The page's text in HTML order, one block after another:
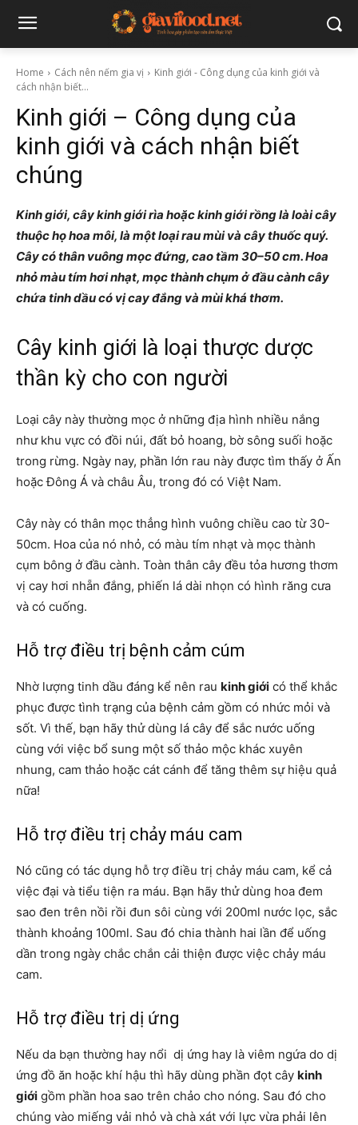
Home Cách nên nếm gia vị
Kinh giới - Công dụng của kinh giới và
cách nhận biết...
Kinh giới – Công dụng của
kinh giới và cách nhận biết
chúng
Kinh giới, cây kinh giới rìa hoặc kinh giới rồng là loài cây
thuộc họ hoa môi, là một loại rau mùi và cây thuốc quý.
Cây có thân vuông mọc đứng, cao tầm 30–50 cm. Hoa
nhỏ màu tím hơi nhạt, mọc thành chụm ở đầu cành cây
chứa tinh dầu có vị cay đắng và mùi khá thơm.
Cây kinh giới là loại thược dược
thần kỳ cho con người
Loại cây này thường mọc ở những địa hình nhiều nắng
như khu vực có đồi núi, đất bỏ hoang, bờ sông suối hoặc
trong rừng. Ngày nay, phần lớn rau này được tìm thấy ở Ấn
hoặc Đông Á và châu Âu, trong đó có Việt Nam.
Cây này có thân mọc thẳng hình vuông chiều cao từ 30-
50cm. Hoa của nó nhỏ, có màu tím nhạt và mọc thành
cụm bông ở đầu cành. Toàn thân cây đều tỏa hương thơm
vị cay hơi nhẵn đắng, phiến lá dài nhọn có hình răng cưa
và có cuống.
Hỗ trợ điều trị bệnh cảm cúm
Nhờ lượng tinh dầu đáng kể nên rau kinh giới có thể khắc
phục được tình trạng của bệnh cảm gồm có nhức mỏi và
sốt. Vì thế, bạn hãy thử dùng lá cây để sắc nước uống
cùng với việc bổ sung một số thảo mộc khác xuyên
nhung, cam thảo hoặc cát cánh để tăng thêm sự hiệu quả
nữa!
Hỗ trợ điều trị chảy máu cam
Nó cũng có tác dụng hỗ trợ điều trị chảy máu cam, kể cả
việc đại và tiểu tiện ra máu. Bạn hãy thử dùng hoa đem
sao đen trên nồi rồi đun sôi cùng với 200ml nước lọc, sắc
thành khoảng 100ml. Sau đó chia thành hai lần để uống
dần trong ngày chắc chắn cải thiện được việc chảy máu
cam.
Hỗ trợ điều trị dị ứng
Nếu da bạn thường hay nổi dị ứng hay là viêm ngứa do dị
ứng đồ ăn hoặc khí hậu thì hãy dùng phần đọt cây kinh
giới gồm phần hoa sao trên chảo cho nóng. Sau đó cho
chúng vào miếng vải nhỏ và chà xát với lực vừa phải lên